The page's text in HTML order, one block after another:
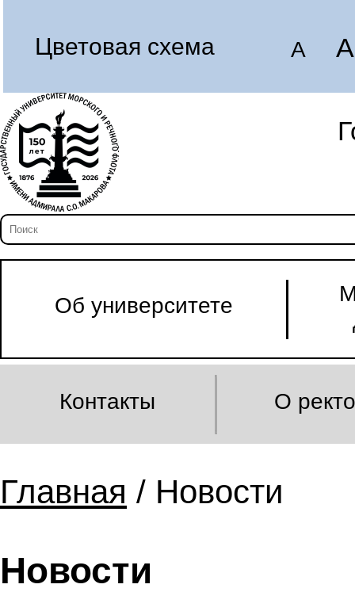
Цветовая схема A A
Об университете
Контакты О
Главная / Новости
Новости